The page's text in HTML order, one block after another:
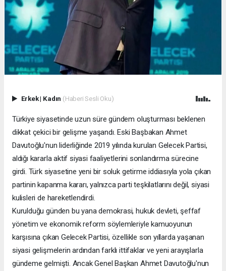
Erkek| Kadın (Haberi Sesli Oku)
Türkiye siyasetinde uzun süre gündem oluşturması beklenen
dikkat çekici bir gelişme yaşandı. Eski Başbakan Ahmet
Davutoğlu'nun liderliğinde 2019 yılında kurulan Gelecek Partisi,
aldığı kararla aktif siyasi faaliyetlerini sonlandırma sürecine
girdi. Türk siyasetine yeni bir soluk getirme iddiasıyla yola çıkan
partinin kapanma kararı, yalnızca parti teşkilatlarını değil, siyasi
kulisleri de hareketlendirdi.
Kurulduğu günden bu yana demokrasi, hukuk devleti, şeffaf
yönetim ve ekonomik reform söylemleriyle kamuoyunun
karşısına çıkan Gelecek Partisi, özellikle son yıllarda yaşanan
siyasi gelişmelerin ardından farklı ittifaklar ve yeni arayışlarla
gündeme gelmişti. Ancak Genel Başkan Ahmet Davutoğlu'nun